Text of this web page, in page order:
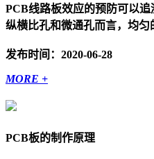
PCB线路板效应的预防可以
纵横比孔和微通孔而言，均匀
发布时间：2020-06-28
MORE +
PCB板的制作原理